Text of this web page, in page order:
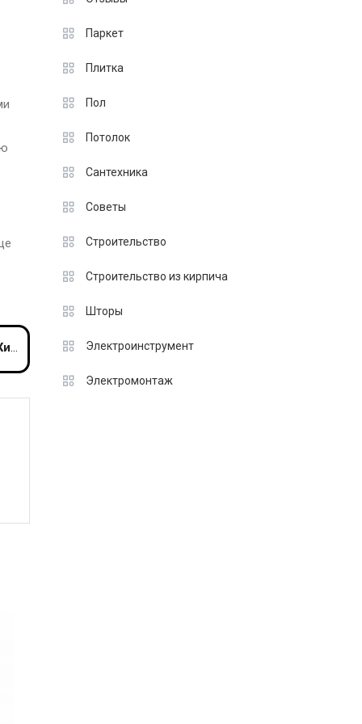
Паркет
Плитка
Пол
Потолок
Сантехника
Советы
Строительство
Строительство из кирпича
Шторы
Электроинструмент
Электромонтаж